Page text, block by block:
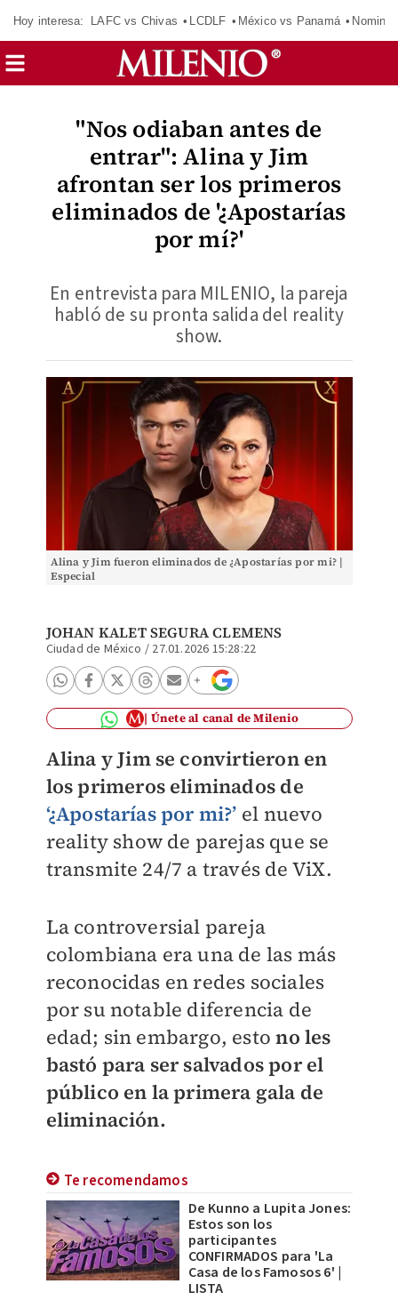
Hoy interesa: LAFC vs Chivas LCDLF México vs Panamá
"Nos odiaban antes de
entrar": Alina y Jim
afrontan ser los primeros
eliminados de '¿Apostarías
por mí?'
En entrevista para MILENIO, la pareja
habló de su pronta salida del reality
show.
Alina y Jim fueron eliminados de ¿Apostarías por mi? |
Especial
JOHAN KALET SEGURA CLEMENS
Ciudad de México / 27.01.2026 15:28:22
Únete al canal de Milenio
Alina y Jim se convirtieron en
los primeros eliminados de
‘¿Apostarías por mi?’ el nuevo
reality show de parejas que se
transmite 24/7 a través de ViX.
La controversial pareja
colombiana era una de las más
reconocidas en redes sociales
por su notable diferencia de
edad; sin embargo, estono les
bastó para ser salvados por el
público en la primera gala de
eliminación.
Te recomendamos
De Kunno a Lupita Jones:
Estos son los
participantes
CONFIRMADOS para 'La
Casa de los Famosos 6' |
LISTA